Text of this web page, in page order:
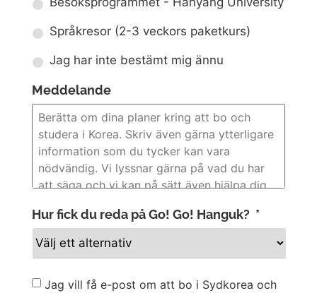
Språkresor (2-3 veckors paketkurs)
Jag har inte bestämt mig ännu
Meddelande
Hur fick du reda på Go! Go! Hanguk? *
Newsletter
Jag vill få e-post om att bo i Sydkorea och